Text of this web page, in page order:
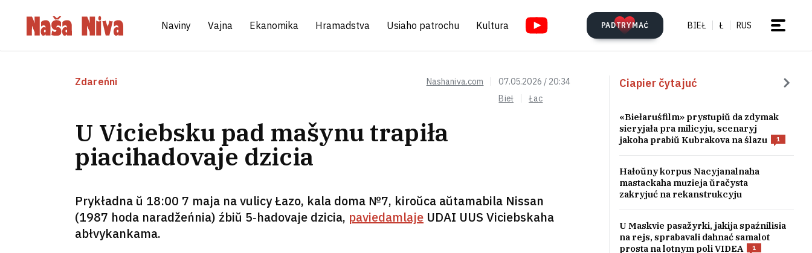
Naviny Vajna Ekanomika Hramadstva Usiaho patrochu Kultura PADTRYMAĆ BIEŁ Ł RUS
Zdareńni Nashaniva.com
07.05.2026 / 20:34
Bieł
Łac
U Viciebsku pad mašynu trapiła
piacihadovaje dzicia
Prykładna ŭ 18:00 7 maja na vulicy Łazo, kala doma №7, kiroŭca aŭtamabila Nissan
(1987 hoda naradžeńnia) źbiŭ 5‑hadovaje dzicia, paviedamlaje UDAI UUS Viciebskaha
abłvykankama.
Ciapier čytajuć
«Biełaruśfilm» prystupiŭ da zdymak
sieryjała pra milicyju, scenaryj
jakoha prabiŭ Kubrakova na ślazu
1
Hałoŭny korpus Nacyjanalnaha
mastackaha muzieja ŭračysta
zakryjuć na rekanstrukcyju
U Maskvie pasažyrki, jakija spaźnilisia
na rejs, sprabavali dahnać samalot
prosta na lotnym poli VIDEA
1